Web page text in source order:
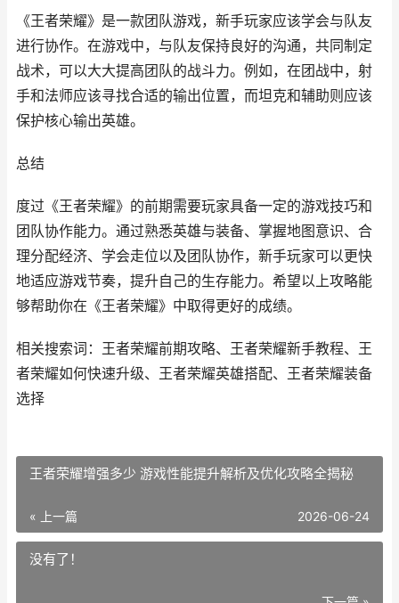
《王者荣耀》是一款团队游戏，新手玩家应该学会与队友
进行协作。在游戏中，与队友保持良好的沟通，共同制定
战术，可以大大提高团队的战斗力。例如，在团战中，射
手和法师应该寻找合适的输出位置，而坦克和辅助则应该
保护核心输出英雄。
总结
度过《王者荣耀》的前期需要玩家具备一定的游戏技巧和
团队协作能力。通过熟悉英雄与装备、掌握地图意识、合
理分配经济、学会走位以及团队协作，新手玩家可以更快
地适应游戏节奏，提升自己的生存能力。希望以上攻略能
够帮助你在《王者荣耀》中取得更好的成绩。
相关搜索词：王者荣耀前期攻略、王者荣耀新手教程、王
者荣耀如何快速升级、王者荣耀英雄搭配、王者荣耀装备
选择
王者荣耀增强多少 游戏性能提升解析及优化攻略全揭秘
« 上一篇 2026-06-24
没有了！